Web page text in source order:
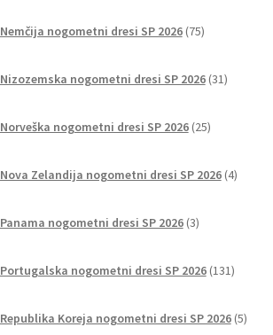
Nemčija nogometni dresi SP 2026 75izdelkov
Nizozemska nogometni dresi SP 2026 31izdelkov
Norveška nogometni dresi SP 2026 25izdelkov
Nova Zelandija nogometni dresi SP 2026 4izdelki
Panama nogometni dresi SP 2026 3izdelki
Portugalska nogometni dresi SP 2026 131
Republika Koreja nogometni dresi SP 2026 5